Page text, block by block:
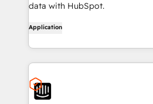
data with HubSpot.
Application